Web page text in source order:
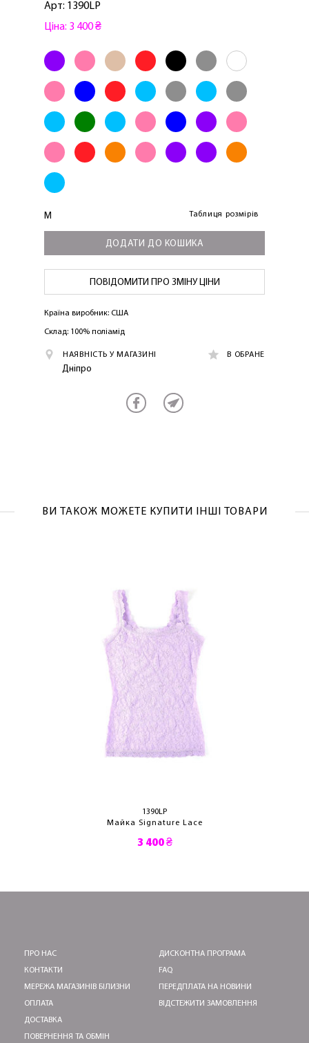
Арт: 1390LP
Ціна: 3 400 ₴
M Таблиця розмірів
ДОДАТИ ДО КОШИКА
ПОВІДОМИТИ ПРО ЗМІНУ ЦІНИ
Країна виробник: США
Склад: 100% поліамід
НАЯВНІСТЬ У МАГАЗИНІ В ОБРАНЕ
Дніпро
ВИ ТАКОЖ МОЖЕТЕ КУПИТИ ІНШІ ТОВАРИ
1390LP
Майка Signature Lace
3 400 ₴
ПРО НАС
КОНТАКТИ
МЕРЕЖА МАГАЗИНІВ БІЛИЗНИ
ОПЛАТА
ДОСТАВКА
ПОВЕРНЕННЯ ТА ОБМІН
ДИСКОНТНА ПРОГРАМА
FAQ
ПЕРЕДПЛАТА НА НОВИНИ
ВІДСТЕЖИТИ ЗАМОВЛЕННЯ
ЛАСКАВО ПРОСИМО ДО
NOSOVSKI.COM! ПРИЙМІТЬ ВІД НАС